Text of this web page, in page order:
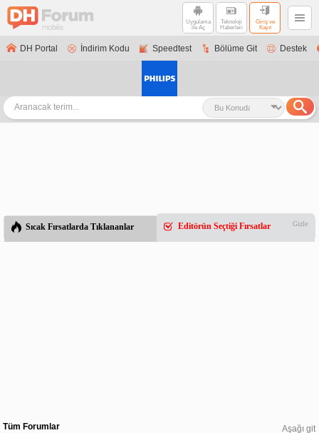
Uygulama
ile Aç
Teknoloji
Haberleri
Giriş ve
Kayıt
DH Portal İndirim Kodu Speedtest Bölüme Git Destek
Sıcak Fırsatlarda Tıklananlar Editörün Seçtiği Fırsatlar Gizle
Aşağı git
Tüm Forumlar